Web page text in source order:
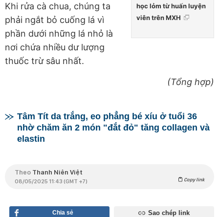
học lỏm từ huấn luyện
viên trên MXH
Khi rửa cà chua, chúng ta
phải ngắt bỏ cuống lá vì
phần dưới những lá nhỏ là
nơi chứa nhiều dư lượng
thuốc trừ sâu nhất.
(Tổng hợp)
Tâm Tít da trắng, eo phẳng bé xíu ở tuổi 36
nhờ chăm ăn 2 món "đắt đỏ" tăng collagen và
elastin
Theo Thanh Niên Việt
08/05/2025 11:43 (GMT +7) Copy link
Chia sẻ Sao chép link